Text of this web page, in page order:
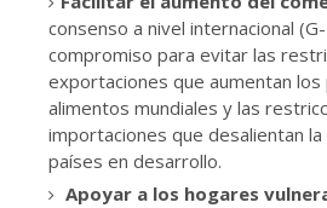
consenso a nivel internacional
compromiso para evitar las
exportaciones que aumentan
alimentos mundiales y las
importaciones que desalientan
países en desarrollo.
Apoyar a los hogares